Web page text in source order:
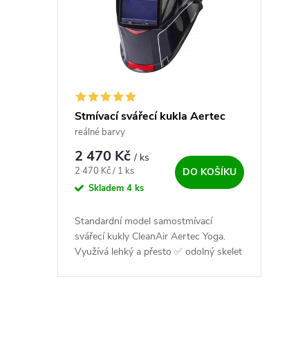
Stmívací svářecí kukla Aertec
Yoga True Colour
reálné barvy
2 470 Kč/ ks
Měrná cena:
2 470 Kč / 1 ks
Skladem 4 ks
DO KOŠÍKU
Standardní model samostmívací
svářecí kukly CleanAir Aertec Yoga.
Využívá lehký a přesto ✅ odolný skelet